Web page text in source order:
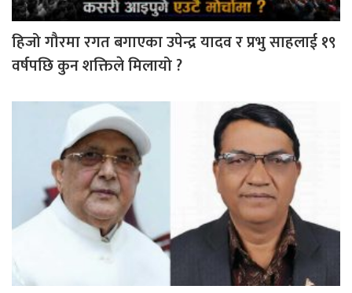
हिजो गौरमा रगत बगाएका उपेन्द्र यादव र प्रभु साहलाई १९
वर्षपछि कुन शक्तिले मिलायो ?